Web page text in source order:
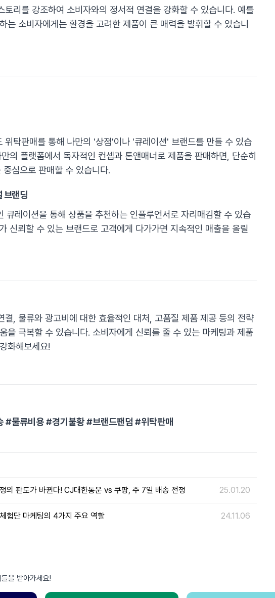
토리를 강조하여 소비자와의 정서적 연결을 강화할 수 있습니다. 예를
는 소비자에게는 환경을 고려한 제품이 큰 매력을 발휘할 수 있습니
위탁판매를 통해 나만의 '상점'이나 '큐레이션' 브랜드를 만들 수 있습
의 플랫폼에서 독자적인 컨셉과 톤앤매너로 제품을 판매하면, 단순히
심으로 판매할 수 있습니다.
브랜딩
큐레이션을 통해 상품을 추천하는 인플루언서로 자리매김할 수 있습
신뢰할 수 있는 브랜드로 고객에게 다가가면 지속적인 매출을 올릴
결, 물류와 광고비에 대한 효율적인 대처, 고품질 제품 제공 등의 전략
을 극복할 수 있습니다. 소비자에게 신뢰를 줄 수 있는 마케팅과 제품
화해보세요!
#물류비용 #경기불황 #브랜드팬덤 #위탁판매
의 판도가 바뀐다! CJ대한통운 vs 쿠팡, 주 7일 배송 전쟁 25.01.20
험단 마케팅의 4가지 주요 역할 24.11.06
을 받아가세요!